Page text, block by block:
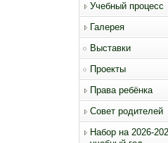
Учебный процесс
Галерея
Выставки
Проекты
Права ребёнка
Совет родителей
Набор на 2026-